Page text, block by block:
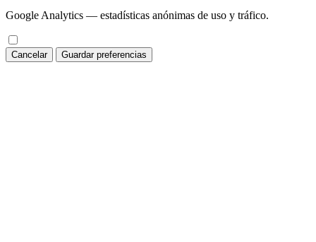
Google Analytics — estadísticas anónimas de uso y tráfico.
Cancelar Guardar preferencias